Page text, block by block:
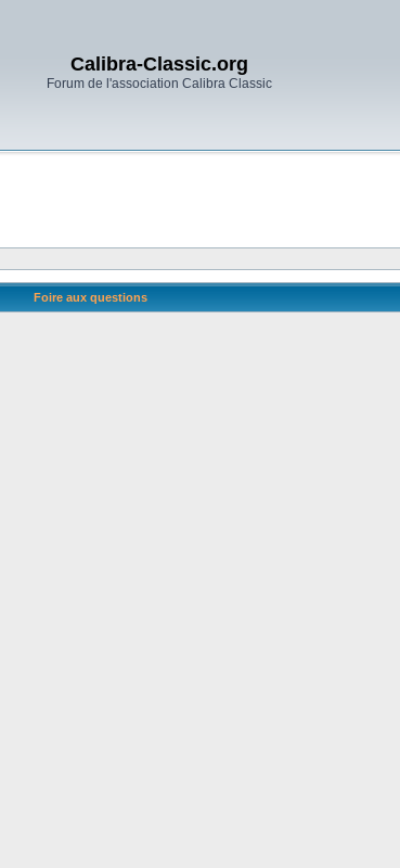
Calibra-Classic.org
Forum de l'association Calibra Classic
Foire aux questions